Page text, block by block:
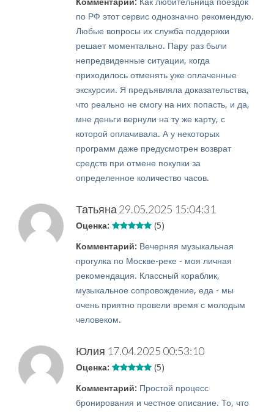
Комментарий: Как любительница поездок
по РФ этот сервис однозначно рекомендую.
Любые вопросы их служба поддержки
решает моментально. Пару раз были
непредвиденные ситуации, когда
приходилось отменять уже оплаченные
экскурсии. Я предъявляла доказательства,
что реально не смогу на них попасть, и да,
мне деньги вернули на ту же карту, с
которой оплачивала. А у некоторых
программ даже предусмотрен возврат
средств при отмене покупки за
определенное количество часов.
Татьяна 29.05.2025 15:04:31
Оценка: (5)
Комментарий: Вечерняя музыкальная
прогулка по Москве-реке - моя личная
рекомендация. Классный кораблик,
музыкальное сопровождение, еда - мы
очень приятно провели время с молодым
человеком.
Юлия 17.04.2025 00:53:10
Оценка: (5)
Комментарий: Простой процесс
бронирования и честное описание. То, что